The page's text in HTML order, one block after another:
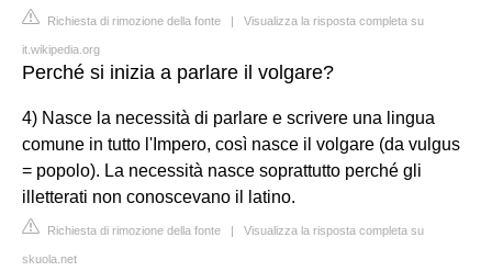
Richiesta di rimozione della fonte | Visualizza la risposta completa su
it.wikipedia.org
Perché si inizia a parlare il volgare?
4) Nasce la necessità di parlare e scrivere una lingua
comune in tutto l'Impero, così nasce il volgare (da vulgus
= popolo). La necessità nasce soprattutto perché gli
illetterati non conoscevano il latino.
Richiesta di rimozione della fonte | Visualizza la risposta completa su
skuola.net